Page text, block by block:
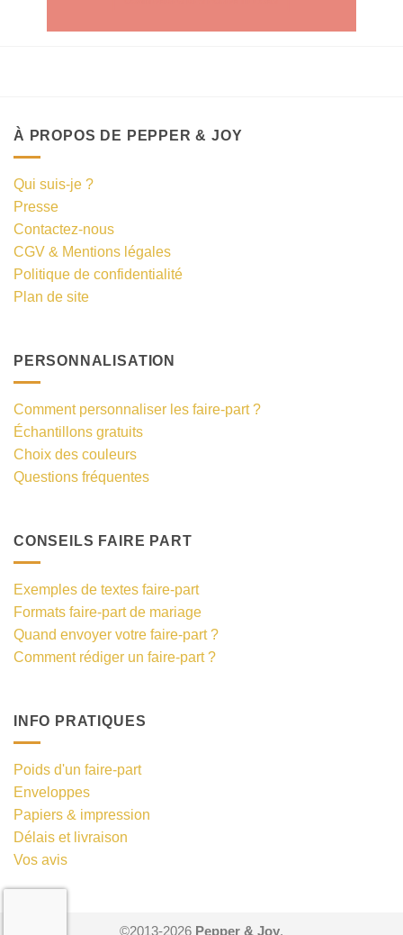
À PROPOS DE PEPPER & JOY
Qui suis-je ?
Presse
Contactez-nous
CGV & Mentions légales
Politique de confidentialité
Plan de site
PERSONNALISATION
Comment personnaliser les faire-part ?
Échantillons gratuits
Choix des couleurs
Questions fréquentes
CONSEILS FAIRE PART
Exemples de textes faire-part
Formats faire-part de mariage
Quand envoyer votre faire-part ?
Comment rédiger un faire-part ?
INFO PRATIQUES
Poids d'un faire-part
Enveloppes
Papiers & impression
Délais et livraison
Vos avis
©2013-2026 Pepper & Joy.